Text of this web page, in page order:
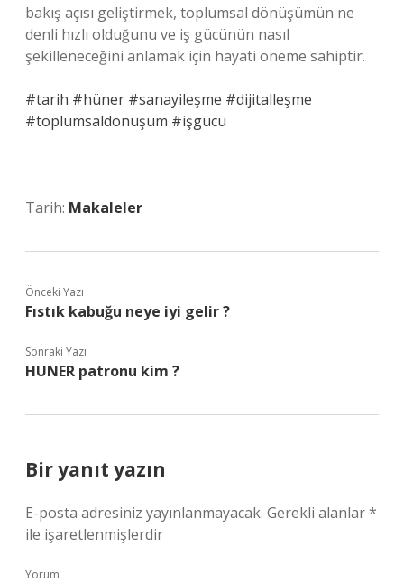
bakış açısı geliştirmek, toplumsal dönüşümün ne
denli hızlı olduğunu ve iş gücünün nasıl
şekilleneceğini anlamak için hayati öneme sahiptir.
#tarih #hüner #sanayileşme #dijitalleşme
#toplumsaldönüşüm #işgücü
Tarih: Makaleler
Önceki Yazı
Fıstık kabuğu neye iyi gelir ?
Sonraki Yazı
HUNER patronu kim ?
Bir yanıt yazın
E-posta adresiniz yayınlanmayacak. Gerekli alanlar*
ile işaretlenmişlerdir
Yorum